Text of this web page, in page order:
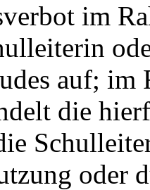
im
auf; im
die
oder